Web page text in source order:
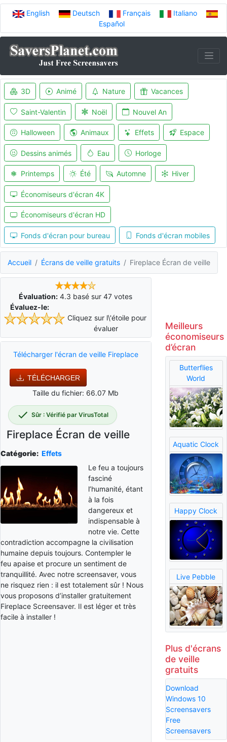
English Deutsch Français
Italiano
Español
3D Animé Nature Vacances
Saint-Valentin Noël Nouvel An
Halloween Animaux Effets Espace
Dessins animés Eau Horloge
Printemps Été Automne Hiver
Économiseurs d'écran 4K
Économiseurs d'écran HD
Fonds d'écran pour bureau Fonds d'écran mobiles
Accueil Écrans de veille gratuits Fireplace Écran de veille
Évaluation: 4.3 basé sur47 votes
Évaluez-le:
Cliquez sur l\'étoile pour
évaluer
Télécharger l'écran de veille Fireplace
TÉLÉCHARGER
Taille du fichier: 66.07 Mb
Sûr : Vérifié par VirusTotal
Fireplace Écran de veille
Catégorie: Effets
Le feu a toujours
fasciné
l’humanité, étant
à la fois
dangereux et
indispensable à
notre vie. Cette
contradiction accompagne la civilisation
humaine depuis toujours. Contempler le
feu apaise et procure un sentiment de
tranquillité. Avec notre screensaver, vous
ne risquez rien : il est totalement sûr ! Nous
vous proposons d’installer gratuitement
Fireplace Screensaver. Il est léger et très
facile à installer !
Meilleurs
économiseurs
d’écran
Butterflies
World
Aquatic Clock
Happy Clock
Live Pebble
Plus d'écrans
de veille
gratuits
Download
Windows 10
Screensavers
Free
Screensavers